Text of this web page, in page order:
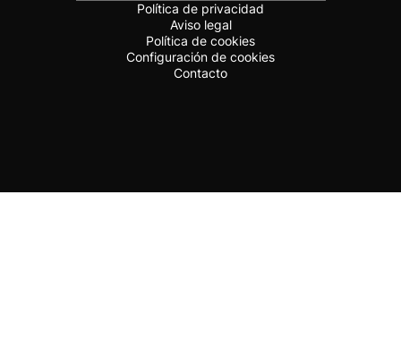
Política de privacidad
Aviso legal
Política de cookies
Configuración de cookies
Contacto